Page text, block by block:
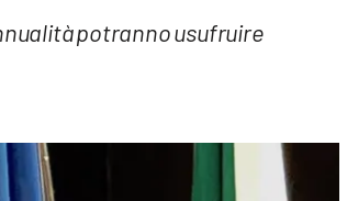
potranno usufruire